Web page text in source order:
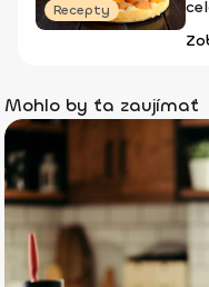
Recepty
Mohlo by ťa zaujímať